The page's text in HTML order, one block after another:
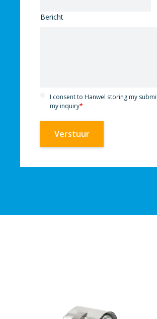
Bericht
I consent to Hanwel storing my
my inquiry*